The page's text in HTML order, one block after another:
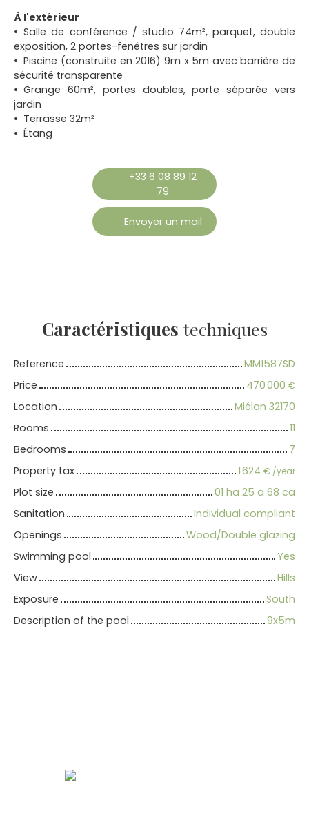
À l'extérieur
Salle de conférence / studio 74m², parquet, double
exposition, 2 portes-fenêtres sur jardin
Piscine (construite en 2016) 9m x 5m avec barrière de
sécurité transparente
Grange 60m², portes doubles, porte séparée vers
jardin
Terrasse 32m²
Étang
+33 6 08 89 12
79
Envoyer un mail
Caractéristiques techniques
Reference
MM1587SD
Price
470 000 €
Location
Miélan 32170
Rooms
11
Bedrooms
7
Property tax
1 624 € /year
Plot size
01 ha 25 a 68 ca
Sanitation
Individual compliant
Openings
Wood/Double glazing
Swimming pool
Yes
View
Hills
Exposure
South
Description of the pool
9x5m